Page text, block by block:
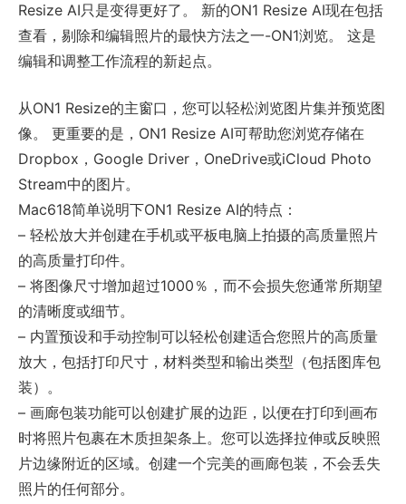
Resize AI只是变得更好了。 新的ON1 Resize AI现在包括
查看，剔除和编辑照片的最快方法之一-ON1浏览。 这是
编辑和调整工作流程的新起点。
从ON1 Resize的主窗口，您可以轻松浏览图片集并预览图
像。 更重要的是，ON1 Resize AI可帮助您浏览存储在
Dropbox，Google Driver，OneDrive或iCloud Photo
Stream中的图片。
Mac618简单说明下ON1 Resize AI的特点：
– 轻松放大并创建在手机或平板电脑上拍摄的高质量照片
的高质量打印件。
– 将图像尺寸增加超过1000％，而不会损失您通常所期望
的清晰度或细节。
– 内置预设和手动控制可以轻松创建适合您照片的高质量
放大，包括打印尺寸，材料类型和输出类型（包括图库包
装）。
– 画廊包装功能可以创建扩展的边距，以便在打印到画布
时将照片包裹在木质担架条上。您可以选择拉伸或反映照
片边缘附近的区域。创建一个完美的画廊包装，不会丢失
照片的任何部分。